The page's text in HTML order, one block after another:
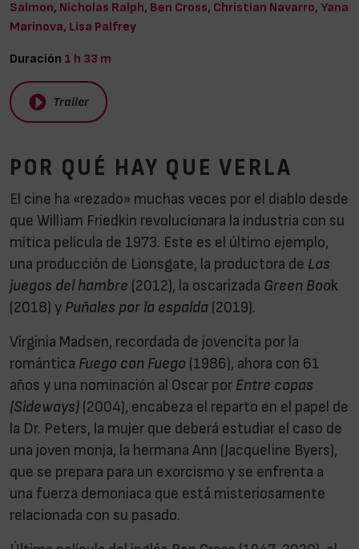
Salmon, Nicholas Ralph, Ben Cross, Christian Navarro, Yana
Marinova, Lisa Palfrey
Duración 1 h 33 m
Trailer
POR QUÉ HAY QUE VERLA
El cine ha «rezado» muchas veces por el diablo desde
que William Friedkin revolucionara la industria con su
mítica película de 1973. Este es el último ejemplo,
una producción de Lionsgate, la productora de Los
juegos del hambre (2012), la oscarizada Green Boo k
(2018) y Puñales por la espalda (2019).
Virginia Madsen, recordada de jovencita por la
romántica Fuego con Fuego (1986), ahora con 61
años y una nominación al Oscar por Entre copas
(Sideways) (2004), encabeza el reparto en el papel de
la Dr. Peters, la mujer que deberá estudiar el caso de
una joven monja, la hermana Ann (Jacqueline Byers),
que se prepara para un exorcismo y se enfrenta a
una fuerza demoniaca que está misteriosamente
relacionada con su pasado.